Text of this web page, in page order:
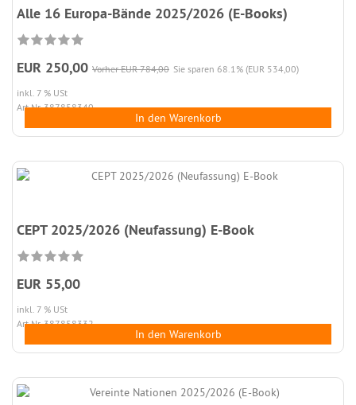
Alle 16 Europa-Bände 2025/2026 (E-Books)
EUR 250,00 Vorher EUR 784,00 Sie sparen 68.1% (EUR 534,00)
inkl. 7 % USt
Art.Nr. 387858340
In den Warenkorb
CEPT 2025/2026 (Neufassung) E-Book
EUR 55,00
inkl. 7 % USt
Art.Nr. 387858332
In den Warenkorb